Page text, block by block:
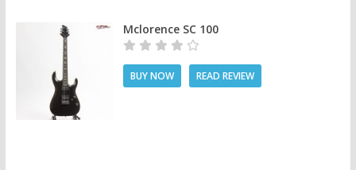
Mclorence SC 100
BUY NOW READ REVIEW